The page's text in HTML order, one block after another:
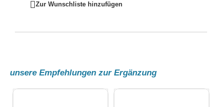
Zur Wunschliste hinzufügen
unsere Empfehlungen zur Ergänzung